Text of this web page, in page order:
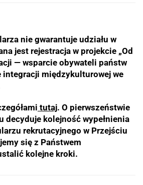
nie gwarantuje udziału w
jest rejestracja w projekcie „Od
— wsparcie obywateli państw
integracji międzykulturowej we
tutaj. O pierwszeństwie
decyduje kolejność wypełnienia
rekrutacyjnego w Przejściu
się z Państwem
kolejne kroki.